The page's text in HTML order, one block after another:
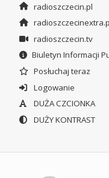
radioszczecin.pl
radioszczecin.tv
Biuletyn Informacji
Posłuchaj teraz
Logowanie
DUŻA CZCIONKA
DUŻY KONTRAST